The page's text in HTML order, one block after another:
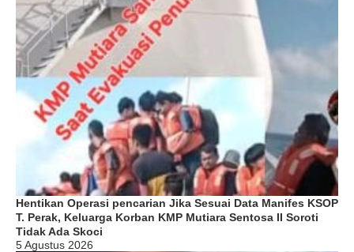
Hentikan Operasi pencarian Jika Sesuai Data Manifes KSOP
T. Perak, Keluarga Korban KMP Mutiara Sentosa II Soroti
Tidak Ada Skoci
5 Agustus 2026